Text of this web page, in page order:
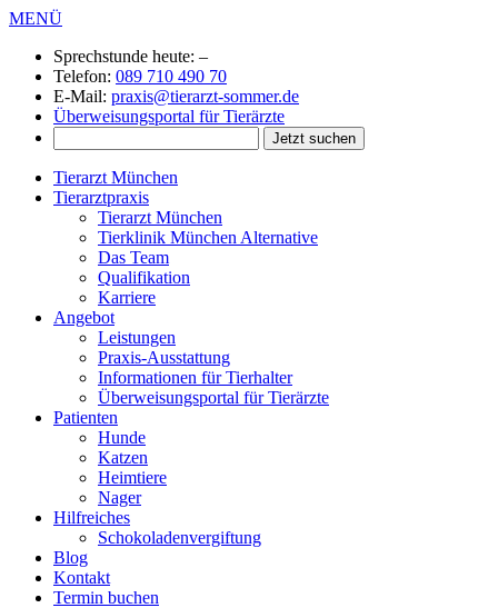
MENÜ
Sprechstunde heute: –
Telefon: 089 710 490 70
E-Mail: praxis@tierarzt-sommer.de
Überweisungsportal für Tierärzte
Tierarzt München
Tierarztpraxis
Tierarzt München
Tierklinik München Alternative
Das Team
Qualifikation
Karriere
Angebot
Leistungen
Praxis-Ausstattung
Informationen für Tierhalter
Überweisungsportal für Tierärzte
Patienten
Hunde
Katzen
Heimtiere
Nager
Hilfreiches
Schokoladenvergiftung
Blog
Kontakt
Termin buchen